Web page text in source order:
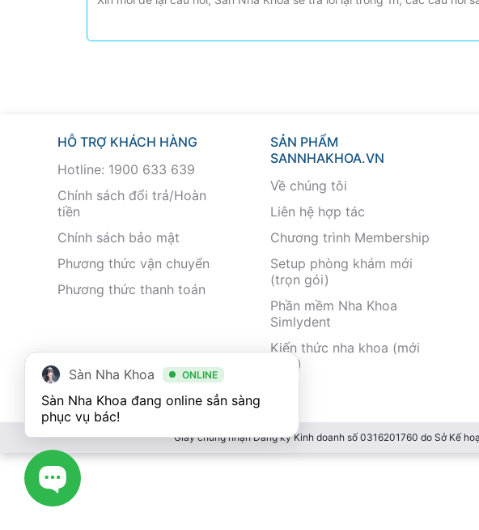
HỖ TRỢ KHÁCH HÀNG
Hotline: 1900 633 639
Chính sách đổi trả/Hoàn
tiền
Chính sách bảo mật
Phương thức vận chuyển
Phương thức thanh toán
SẢN PHẨM
SANNHAKHOA.VN
Về chúng tôi
Liên hệ hợp tác
Chương trình Membership
Setup phòng khám mới
(trọn gói)
Phần mềm Nha Khoa
Simlydent
Kiến thức nha khoa (mới
nhất)
Giấy chứng nhận Đăng ký Kinh doanh số 0316201760 do Sở Kế
Sàn Nha Khoa ONLINE
Sàn Nha Khoa đang online sẳn sàng
phục vụ bác!